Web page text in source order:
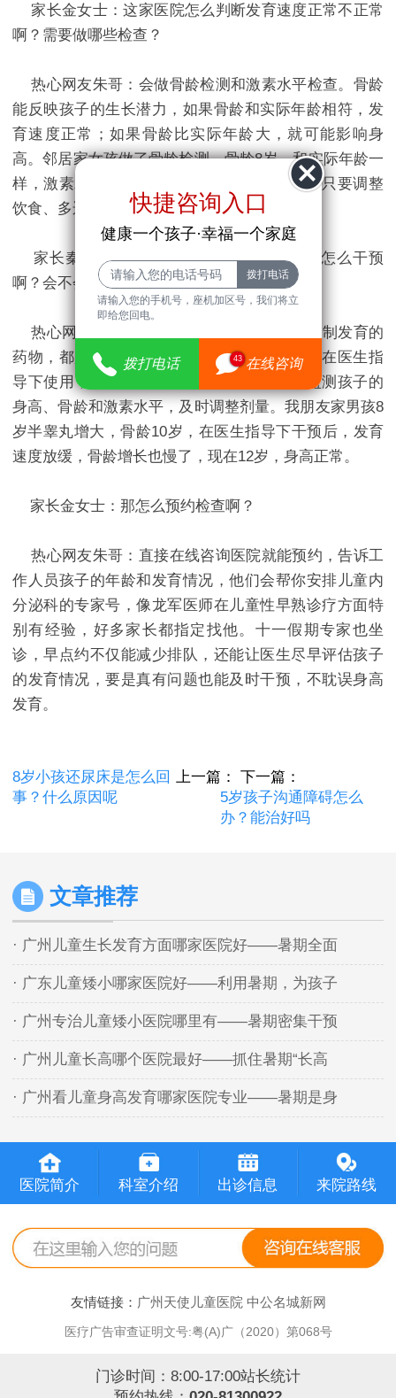
家长金女士：这家医院怎么判断发育速度正常不正常
啊？需要做哪些检查？​
热心网友朱哥：会做骨龄检测和激素水平检查。骨龄
能反映孩子的生长潜力，如果骨龄和实际年龄相符，发
育速度正常；如果骨龄比实际年龄大，就可能影响身
高。邻居家女孩做了骨龄检测，骨龄8岁，和实际年龄一
样，激素水平也正常，医生说不用药物干预，只要调整
饮食、多运动就行。​
家长秦女士：那如果发育过快需要干预，怎么干预
啊？会不会有副作用？​
热心网友朱哥：如果发育过快，医生会用抑制发育的
药物，都是经过临床验证的，安全性高，只要在医生指
导下使用，不会有明显副作用。而且会定期监测孩子的
身高、骨龄和激素水平，及时调整剂量。我朋友家男孩8
岁半睾丸增大，骨龄10岁，在医生指导下干预后，发育
速度放缓，骨龄增长也慢了，现在12岁，身高正常。​
家长金女士：那怎么预约检查啊？
热心网友朱哥：直接在线咨询医院就能预约，告诉工
作人员孩子的年龄和发育情况，他们会帮你安排儿童内
分泌科的专家号，像龙军医师在儿童性早熟诊疗方面特
别有经验，好多家长都指定找他。十一假期专家也坐
诊，早点约不仅能减少排队，还能让医生尽早评估孩子
的发育情况，要是真有问题也能及时干预，不耽误身高
发育。​
上一篇：
8岁小孩还尿床是怎么回
事？什么原因呢
下一篇：
5岁孩子沟通障碍怎么
办？能治好吗
文章推荐
· 广州儿童生长发育方面哪家医院好——暑期全面
· 广东儿童矮小哪家医院好——利用暑期，为孩子
· 广州专治儿童矮小医院哪里有——暑期密集干预
· 广州儿童长高哪个医院最好——抓住暑期“长高
· 广州看儿童身高发育哪家医院专业——暑期是身
医院简介 科室介绍 出诊信息 来院路线
友情链接： 广州天使儿童医院 中公名城新网
医疗广告审查证明文号:粤(A)广（2020）第068号
门诊时间：8:00-17:00站长统计
快捷咨询入口
健康一个孩子·幸福一个家庭
请输入您的手机号，座机加区号，我们将立
即给您回电。
拨打电话 43 在线咨询